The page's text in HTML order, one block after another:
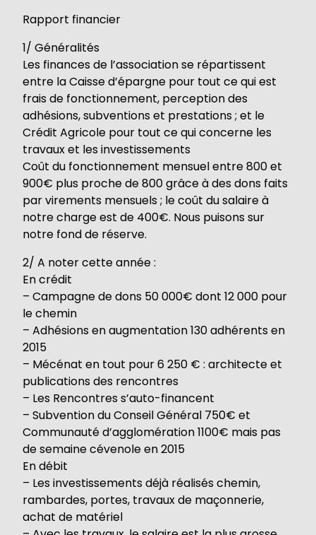
Rapport financier
1/ Généralités
Les finances de l’association se répartissent
entre la Caisse d’épargne pour tout ce qui est
frais de fonctionnement, perception des
adhésions, subventions et prestations ; et le
Crédit Agricole pour tout ce qui concerne les
travaux et les investissements
Coût du fonctionnement mensuel entre 800 et
900€ plus proche de 800 grâce à des dons faits
par virements mensuels ; le coût du salaire à
notre charge est de 400€. Nous puisons sur
notre fond de réserve.
2/ A noter cette année :
En crédit
– Campagne de dons 50 000€ dont 12 000 pour
le chemin
– Adhésions en augmentation 130 adhérents en
2015
– Mécénat en tout pour 6 250 € : architecte et
publications des rencontres
– Les Rencontres s’auto-financent
– Subvention du Conseil Général 750€ et
Communauté d’agglomération 1100€ mais pas
de semaine cévenole en 2015
En débit
– Les investissements déjà réalisés chemin,
rambardes, portes, travaux de maçonnerie,
achat de matériel